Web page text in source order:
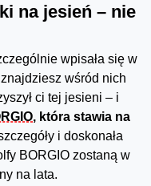
na jesień – nie
wpisała się w
wśród nich
ci tej jesieni – i
, która stawia na
i doskonała
BORGIO zostaną w
na lata.